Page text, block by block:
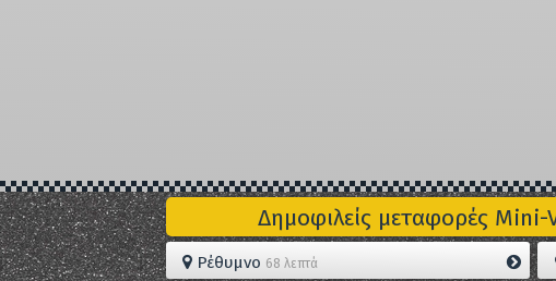
Δημοφιλείς μεταφορές
Ρέθυμνο 68 λεπτά